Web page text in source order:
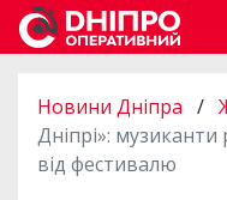
Новини Дніпра /
Дніпрі»: музиканти
від фестивалю